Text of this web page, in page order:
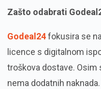
Zašto odabrati
Godeal24fokusira se
licence s digitalnom
troškova dostave.
nema dodatnih